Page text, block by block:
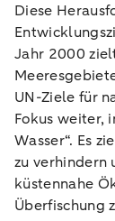
Diese
Jahr 2000
UN-Ziele für
Fokus weiter,
Wasser“. Es
zu verhindern
küstennahe
Überfischung